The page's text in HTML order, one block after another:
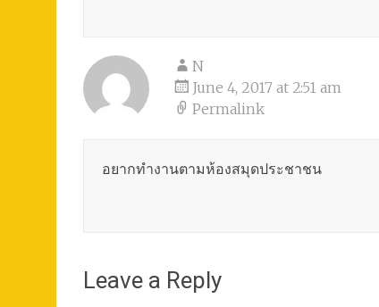
N
June 4, 2017 at 2:51 am
Permalink
อยากทำงานตามห้องสมุดประชาชน
Leave a Reply